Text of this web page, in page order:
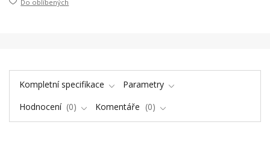
Do oblíbených
Kompletní specifikace
Parametry
Hodnocení
0 Komentáře 0